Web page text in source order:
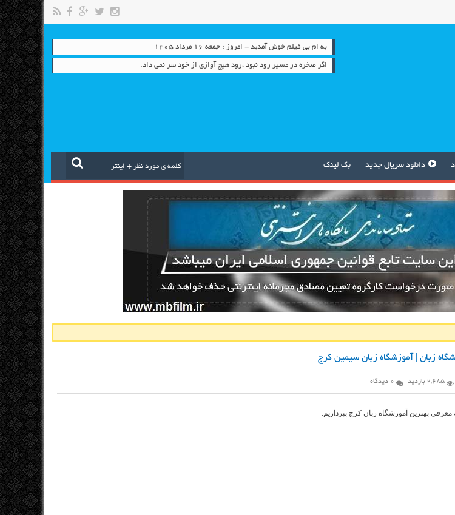
به ام بی فیلم خوش آمدید - امروز : جمعه ۱۶ مرداد ۱۴۰۵
اگر صخره در مسیر رود نبود ،رود هیچ آوازی از خود سر نمی داد.
دانلود سریال جدید بک لینک
زبان | آموزشگاه زبان سیمین کرج
2,685 بازدید 0 دیدگاه
معرفی بهترین آموزشگاه زبان کرج بپردازیم.